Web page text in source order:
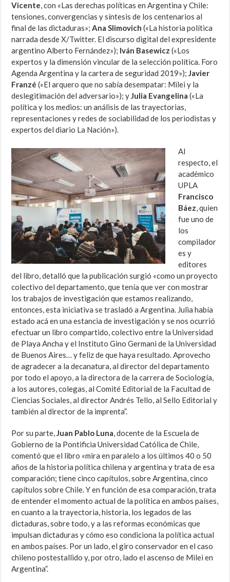
Vicente, con «Las derechas políticas en Argentina y Chile:
tensiones, convergencias y síntesis de los centenarios al
final de las dictaduras»;Ana Slimovich(«La historia política
narrada desde X/Twitter. El discurso digital del expresidente
argentino Alberto Fernández»); Iván Basewicz(«Los
expertos y la dimensión vincular de la selección política. Foro
Agenda Argentina y la cartera de seguridad 2019»); Javier
Franzé(«El arquero que no sabía desempatar: Milei y la
deslegitimación del adversario»); yJulia Evangelina(«La
política y los medios: un análisis de las trayectorias,
representaciones y redes de sociabilidad de los periodistas y
expertos del diario La Nación»).
Al
respecto, el
académico
UPLA
Francisco
Báez, quien
fue uno de
los
compilador
es y
editores
del libro,detalló que la publicación surgió «como un proyecto
colectivo del departamento, que tenía que ver conmostrar
los trabajos de investigación que estamos realizando,
entonces, esta iniciativa se trasladó a Argentina. Julia había
estado acá en una estancia de investigación y se nos ocurrió
efectuar un libro compartido, colectivo entre la Universidad
de Playa Ancha y el Instituto Gino Germani de la Universidad
de Buenos Aires… y feliz de que haya resultado. Aprovecho
de agradecer a la decanatura, al director del departamento
por todo el apoyo, a la directora de la carrera de Sociología,
a los autores, colegas, al Comité Editorial de la Facultad de
Ciencias Sociales, al director Andrés Tello, al Sello Editorial y
también al director de la imprenta”.
Por su parte,Juan Pablo Luna, docente de la Escuela de
Gobierno de la Pontificia Universidad Católica de Chile,
comentó que el libro «mira en paralelo a los últimos 40 o 50
años de la historia política chilena y argentina y trata de esa
comparación; tiene cinco capítulos, sobre Argentina, cinco
capítulos sobre Chile. Y en función de esa comparación, trata
de entender el momento actual de la política en ambos países,
en cuanto a la trayectoria, historia, los legados de las
dictaduras, sobre todo, y a las reformas económicas que
impulsan dictaduras y cómo eso condiciona la política actual
en ambos países. Por un lado, el giro conservador en el caso
chileno postestallido y, por otro, lado el ascenso de Milei en
Argentina”.